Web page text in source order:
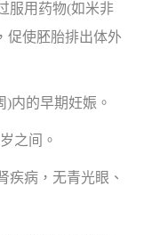
用药物(如米非
促使胚胎排出体外
的早期妊娠。
之间。
病，无青光眼、